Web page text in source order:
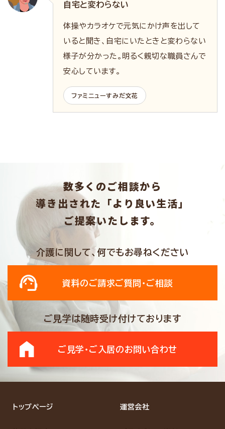
自宅と変わらない
体操やカラオケで元気にかけ声を出して
いると聞き、自宅にいたときと変わらない
様子が分かった。明るく親切な職員さんで
安心しています。
ファミニューすみだ文花
数多くのご相談から
導き出された「より良い生活」
ご提案いたします。
介護に関して、何でもお尋ねください
資料のご請求ご質問・ご相談
ご見学は随時受け付けております
ご見学・ご入居のお問い合わせ
トップページ 運営会社